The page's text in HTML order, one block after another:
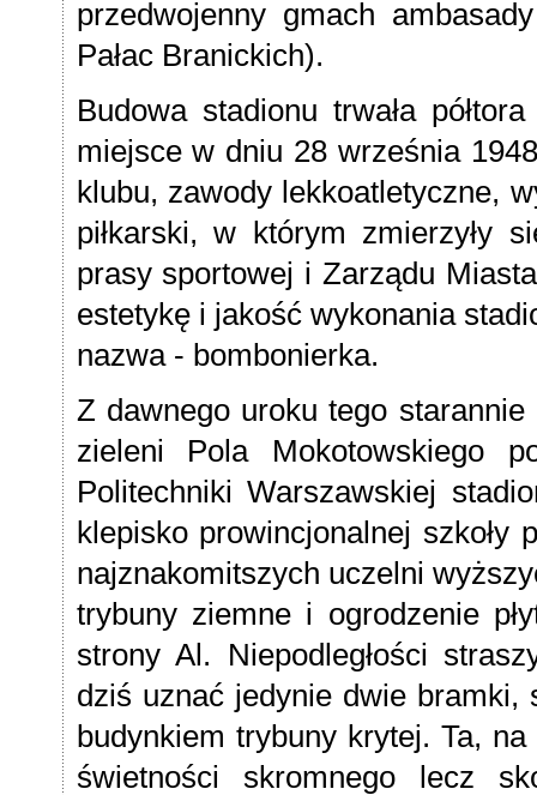
przedwojenny gmach
Pałac Branickich).
Budowa stadionu trwała
miejsce w dniu 28 września
klubu, zawody lekkoatletyczne,
piłkarski, w którym zmierzyły
prasy sportowej i Zarządu
estetykę i jakość wykonania
nazwa - bombonierka.
Z dawnego uroku tego
zieleni Pola Mokotowskiego
Politechniki Warszawskiej
klepisko prowincjonalnej
najznakomitszych uczelni
trybuny ziemne i ogrodzenie
strony Al. Niepodległości
dziś uznać jedynie dwie
budynkiem trybuny krytej. Ta,
świetności skromnego lecz